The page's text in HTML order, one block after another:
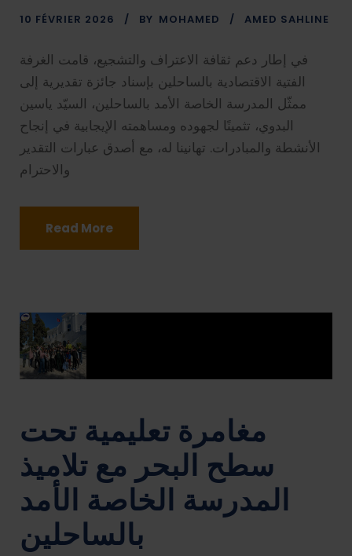
10 FÉVRIER 2026 BY MOHAMED AMED SAHLINE
في إطار دعم ثقافة الاعتراف والتشجيع، قامت الغرفة
الفتية الاقتصادية بالساحلين بإسناد جائزة تقديرية إلى
ممثّل المدرسة الخاصة الأمد بالساحلين، السيّد ياسين
البدوي، تثمينًا لجهوده ومساهمته الإيجابية في إنجاح
الأنشطة والمبادرات. تهانينا له، مع أصدق عبارات التقدير
والاحترام
Read More
مغامرة تعليمية تحت
سطح البحر مع تلاميذ
المدرسة الخاصة الأمد
بالساحلين